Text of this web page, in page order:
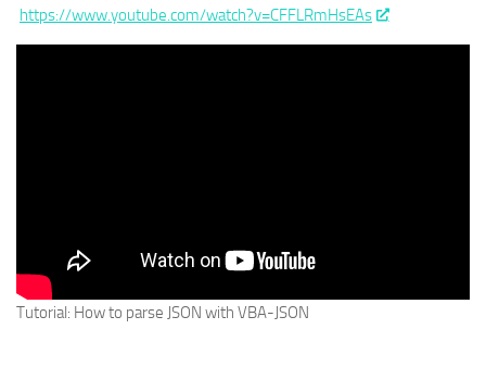
https://www.youtube.com/watch?v=CFFLRmHsEAs
Tutorial: How to parse JSON with VBA-JSON